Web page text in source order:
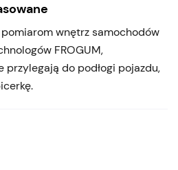
wnętrz samochodów
FROGUM,
przylegają do podłogi pojazdu,